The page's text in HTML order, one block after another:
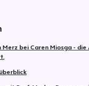
Merz bei Caren Miosga -